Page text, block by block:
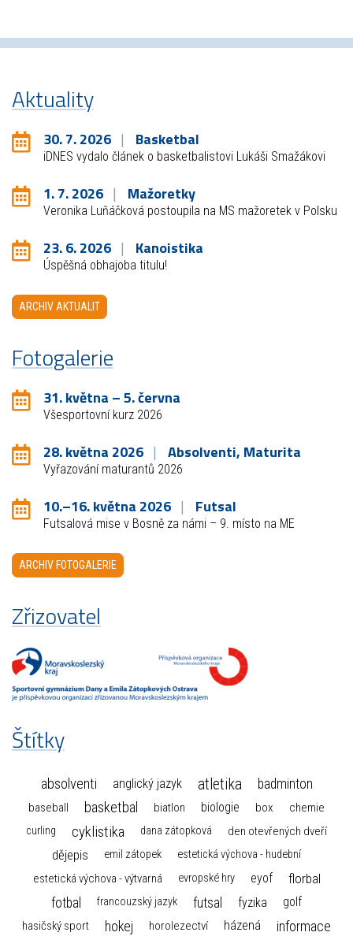
Aktuality
30. 7. 2026 Basketbal
iDNES vydalo článek o basketbalistovi Lukáši Smažákovi
1. 7. 2026 Mažoretky
Veronika Luňáčková postoupila na MS mažoretek v Polsku
23. 6. 2026 Kanoistika
Úspěšná obhajoba titulu!
ARCHIV AKTUALIT
Fotogalerie
31. května – 5. června
Všesportovní kurz 2026
28. května 2026 Absolventi, Maturita
Vyřazování maturantů 2026
10.–16. května 2026 Futsal
Futsalová mise v Bosně za námi – 9. místo na ME
ARCHIV FOTOGALERIE
Zřizovatel
Štítky
absolventi anglický jazyk atletika badminton
baseball basketbal biatlon biologie box chemie
curling cyklistika dana zátopková den otevřených dveří
dějepis emil zátopek estetická výchova - hudební
estetická výchova - výtvarná evropské hry eyof florbal
fotbal francouzský jazyk futsal fyzika golf
hasičský sport hokej horolezectví házená informace